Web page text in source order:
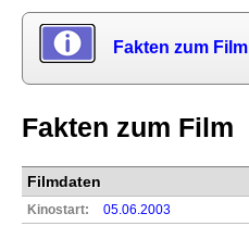
Fakten zum Film
Fakten zum Film
Filmdaten
Kinostart:
05.06.2003